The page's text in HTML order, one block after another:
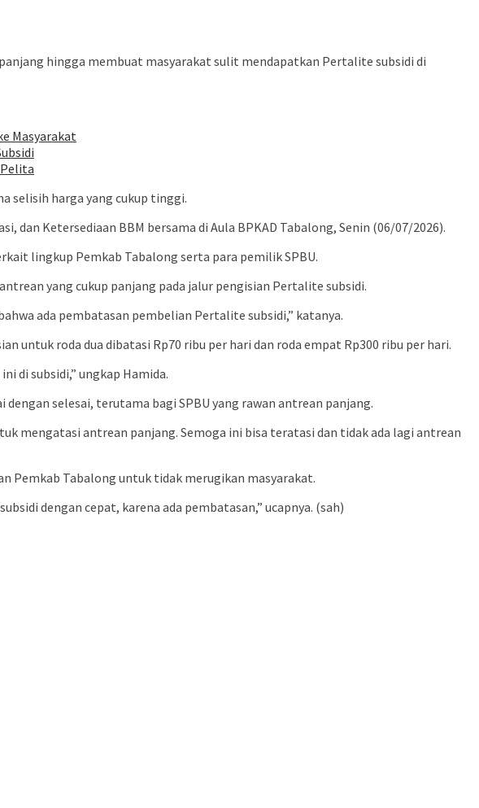
hingga membuat masyarakat sulit mendapatkan Pertalite subsidi di
Masyarakat
selisih harga yang cukup tinggi.
Ketersediaan BBM bersama di Aula BPKAD Tabalong, Senin (06/07/2026).
lingkup Pemkab Tabalong serta para pemilik SPBU.
yang cukup panjang pada jalur pengisian Pertalite subsidi.
ada pembatasan pembelian Pertalite subsidi,” katanya.
untuk roda dua dibatasi Rp70 ribu per hari dan roda empat Rp300 ribu per hari.
di subsidi,” ungkap Hamida.
selesai, terutama bagi SPBU yang rawan antrean panjang.
mengatasi antrean panjang. Semoga ini bisa teratasi dan tidak ada lagi antrean
Pemkab Tabalong untuk tidak merugikan masyarakat.
dengan cepat, karena ada pembatasan,” ucapnya. (sah)